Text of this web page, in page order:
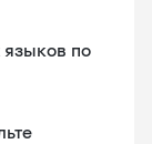
языков по